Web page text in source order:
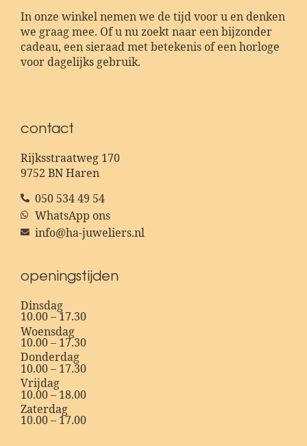
In onze winkel nemen we de tijd voor u en denken
we graag mee. Of u nu zoekt naar een bijzonder
cadeau, een sieraad met betekenis of een horloge
voor dagelijks gebruik.
contact
Rijksstraatweg 170
9752 BN Haren
050 534 49 54
WhatsApp ons
info@ha-juweliers.nl
openingstijden
Dinsdag
10.00 – 17.30
Woensdag
10.00 – 17.30
Donderdag
10.00 – 17.30
Vrijdag
10.00 – 18.00
Zaterdag
10.00 – 17.00